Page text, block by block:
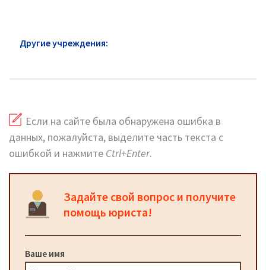
Другие учреждения:
Если на сайте была обнаружена ошибка в
данных, пожалуйста, выделите часть текста с
ошибкой и нажмите Ctrl+Enter.
Задайте свой вопрос и получите
помощь юриста!
Ваше имя